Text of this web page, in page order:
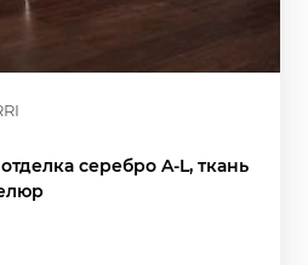
серебро A-L, ткань